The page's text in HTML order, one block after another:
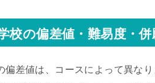
校の偏差値・難易度・併
偏差値は、コースによって異な